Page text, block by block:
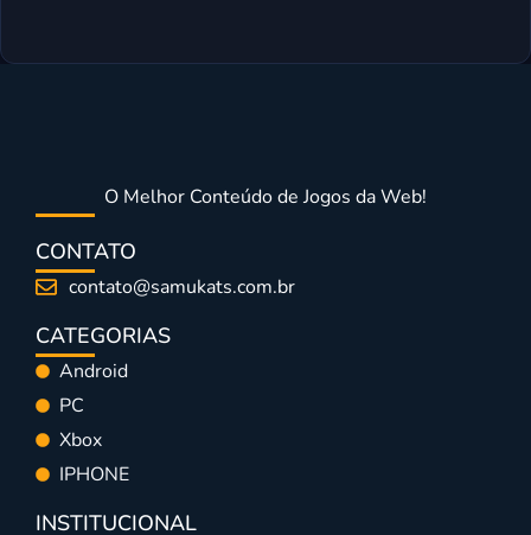
O Melhor Conteúdo de Jogos da Web!
CONTATO
contato@samukats.com.br
CATEGORIAS
Android
PC
Xbox
IPHONE
INSTITUCIONAL